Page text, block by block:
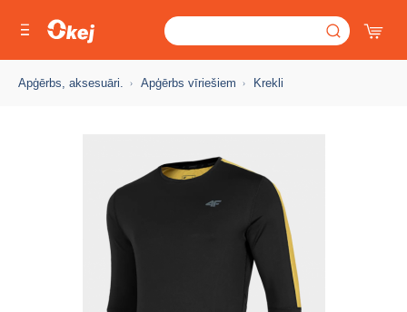
Apģērbs, aksesuāri. Apģērbs vīriešiem Krekli